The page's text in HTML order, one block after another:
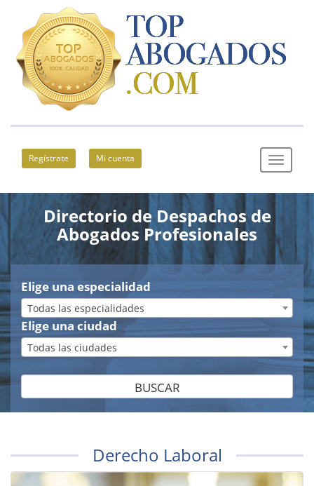
Regístrate Mi cuenta
Directorio de Despachos de
Abogados Profesionales
Elige una especialidad
Todas las especialidades
Elige una ciudad
Todas las ciudades
BUSCAR
Derecho Laboral